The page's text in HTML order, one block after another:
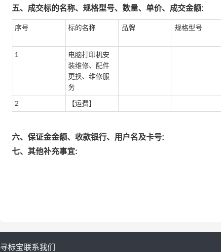
五、成交标的名称、规格型号、数量、单价、成交金额:
序号 标的名称 品牌 规格型号
1
电脑打印机安
装维修、配件
更换、维修服
务
2 【运费】
六、保证金金额、收款银行、用户名及卡号:
七、其他补充事宜:
寻标宝联系我们